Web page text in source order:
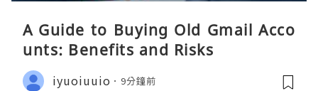
A Guide to Buying Old Gmail Acco
unts: Benefits and Risks
iyuoiuuio 9分鐘前